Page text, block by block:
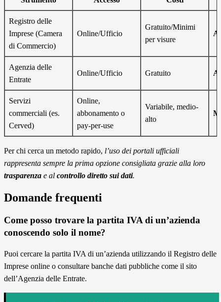
Registro delle
Imprese (Camera
di Commercio)
Online/Ufficio
Gratuito/Minimi
per visure
Agenzia delle
Entrate
Online/Ufficio Gratuito
Servizi
commerciali (es.
Cerved)
Online,
abbonamento o
pay-per-use
Variabile, medio-
alto
Per chi cerca un metodo rapido, l’uso dei portali ufficiali
rappresenta sempre la prima opzione consigliata grazie alla loro
trasparenza e al controllo diretto sui dati.
Domande frequenti
Come posso trovare la partita IVA di un’azienda
conoscendo solo il nome?
Puoi cercare la partita IVA di un’azienda utilizzando il Registro delle
Imprese online o consultare banche dati pubbliche come il sito
dell’Agenzia delle Entrate.